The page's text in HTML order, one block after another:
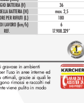
gravose in ambienti
l’uso in aree interne ed
ottimali, grazie ai quali le
rimossi e raccolti nel
viene pulito in modo
GARANZIA E
ASSISTENZA
848-998877
BATTERIA (V)
36
BATTERIA (H)
max. 2,5
PER RIFIUTI (L) 180
DI LAVORO (km/h)
6
REF. 17.908.329*